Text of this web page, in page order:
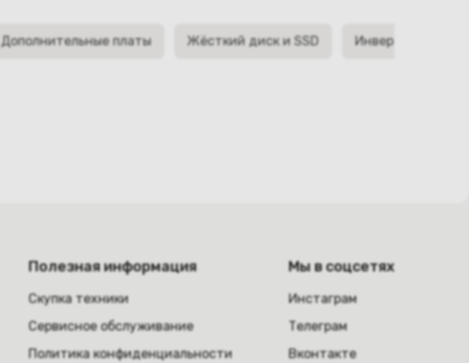
Дополнительные платы Жёсткий диск и SSD Инверторы
Полезная информация
Скупка техники
Сервисное обслуживание
Политика конфиденциальности
Мы в соцсетях
Инстаграм
Телеграм
Вконтакте